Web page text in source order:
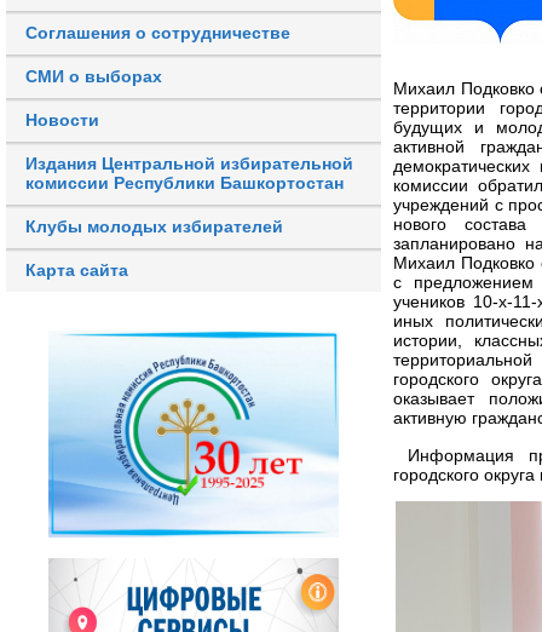
Соглашения о сотрудничестве
СМИ о выборах
Новости
Издания Центральной избирательной
комиссии Республики Башкортостан
Клубы молодых избирателей
Карта сайта
Михаил Подковко
территории
будущих и
активной
комиссии
учреждений с
нового
запланировано
Михаил Подковко
с предложением
учеников 10-х-
иных
истории,
городского
оказывает
активную
Информация
городского